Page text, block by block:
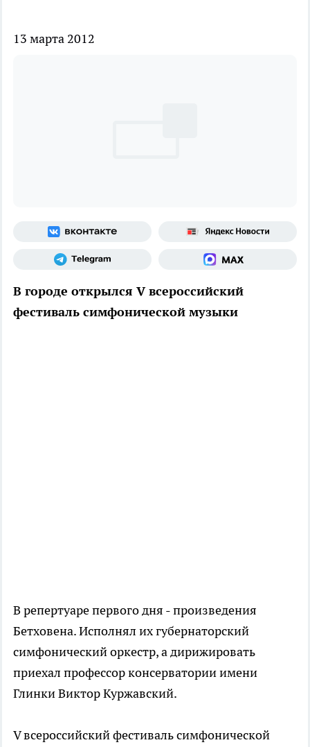
13 марта 2012
В городе открылся V всероссийский
фестиваль симфонической музыки
В репертуаре первого дня - произведения
Бетховена. Исполнял их губернаторский
симфонический оркестр, а дирижировать
приехал профессор консерватории имени
Глинки Виктор Куржавский.
V всероссийский фестиваль симфонической